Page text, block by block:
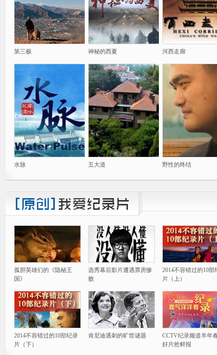
第三极 神秘的西夏 河西走廊
水脉 五大道 野性的终结
孤胆英雄们的《隐秘王
国》
选秀幕后影片遭遇票房惨
败
2014不容错过的10部
片（上）
2014不容错过的10部纪录
片（下）
肯尼迪遇刺的旷世谜题
CCTV纪录频道羊年
好片抢鲜报